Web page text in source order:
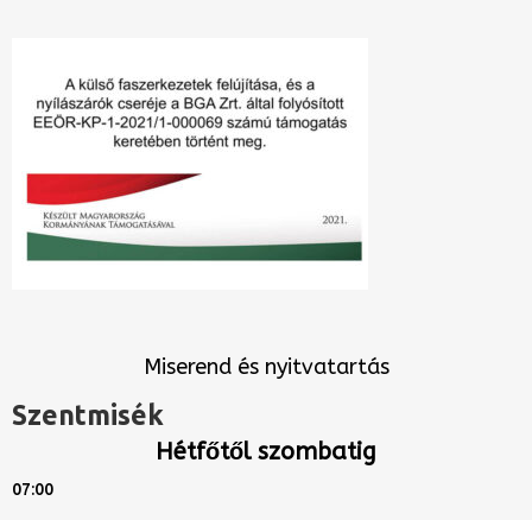
Miserend és nyitvatartás
Szentmisék
Hétfőtől szombatig
07:00